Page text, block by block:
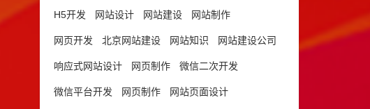
H5开发 网站设计 网站建设 网站制作
网页开发 北京网站建设 网站知识 网站建设公司
响应式网站设计 网页制作 微信二次开发
微信平台开发 网页制作 网站页面设计